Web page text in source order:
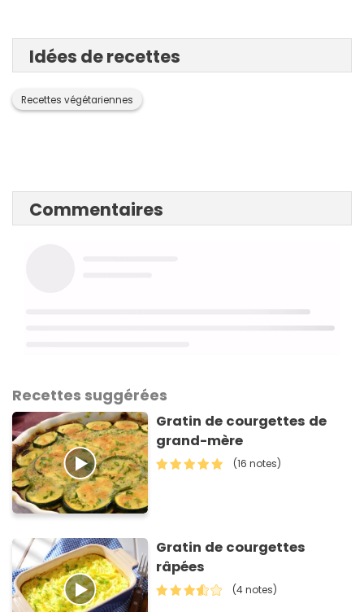
Idées de recettes
Recettes végétariennes
Commentaires
Recettes suggérées
Gratin de courgettes de
grand-mère
(16 notes)
Gratin de courgettes
râpées
(4 notes)